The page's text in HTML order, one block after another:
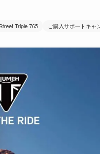
Triple 765 ご購入サポートキャ